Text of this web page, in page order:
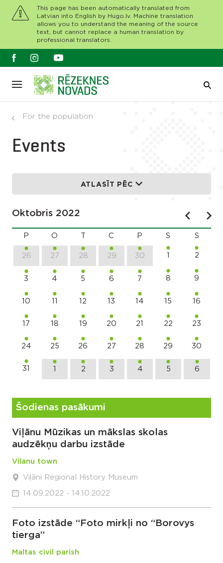
This page has been automatically translated from
Latvian into English by Hugo.lv. Machine translation
allows you to understand the meaning of the source
text, but cannot replace a human translation by
professional translators.
For the population
Events
ATLASĪT PĒC
Oktobris 2022
P O C P S S
26 27 28 29 30 1 2
3 4 5 6 7 8 9
10 11 12 13 14 15 16
17 18 19 20 21 22 23
24 25 26 27 28 29 30
31 1 2 3 4 5 6
Šodienas pasākumi
Viļānu Mūzikas un mākslas skolas
audzēkņu darbu izstāde
Vilanu town
Viļāni Regional History Museum
14.09.2022 - 14.10.2022
Foto izstāde “Foto mirkļi no “Borovys
tierga”
Maltas civil parish